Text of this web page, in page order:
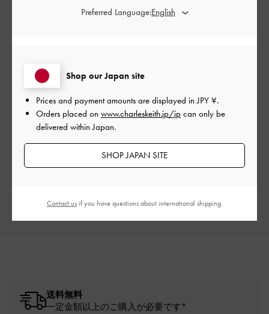
ご感想をお聞かせください
Let us know what you think
送料無料
一定金額以上のご購入が必要です*
Shop our Japan site
Prices and payment amounts are displayed inJPY ¥.
Orders placed on www.charleskeith.jp/jp can only be
delivered within Japan.
SHOP JAPAN SITE
Preferred Language:
Contact usif you have questions about international shipping.